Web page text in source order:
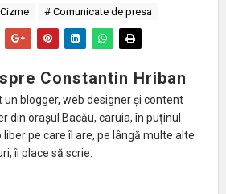
# Comunicate de presa
Constantin Hriban
un blogger, web designer și content
din orașul Bacău, caruia, în puținul
liber pe care îl are, pe lângă multe alte
îi place să scrie.